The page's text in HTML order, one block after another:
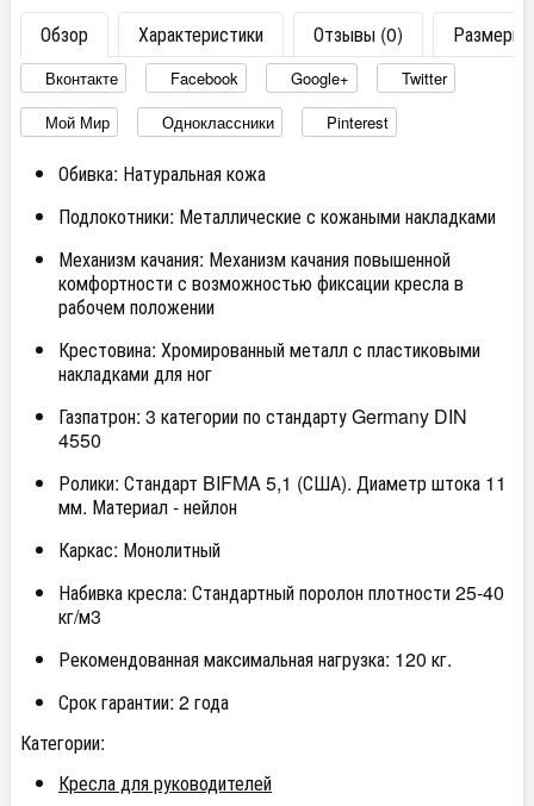
Обзор Характеристики Отзывы (0) Размеры
Вконтакте Facebook Google+
Twitter
Мой Мир
Одноклассники Pinterest
Обивка: Натуральная кожа
Подлокотники: Металлические с кожаными накладками
Механизм качания: Механизм качания повышенной
комфортности с возможностью фиксации кресла в
рабочем положении
Крестовина: Хромированный металл с пластиковыми
накладками для ног
Газпатрон: 3 категории по стандарту Germany DIN
4550
Ролики: Стандарт BIFMA 5,1 (США). Диаметр штока 11
мм. Материал - нейлон
Каркас: Монолитный
Набивка кресла: Стандартный поролон плотности 25-40
кг/м3
Рекомендованная максимальная нагрузка: 120 кг.
Срок гарантии: 2 года
Категории:
Кресла для руководителей